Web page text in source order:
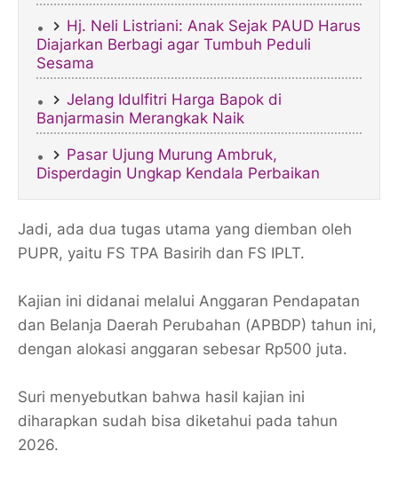
Hj. Neli Listriani: Anak Sejak PAUD Harus
Diajarkan Berbagi agar Tumbuh Peduli
Sesama
Jelang Idulfitri ​Harga Bapok di
Banjarmasin Merangkak Naik
Pasar Ujung Murung Ambruk,
Disperdagin Ungkap Kendala Perbaikan
Jadi, ada dua tugas utama yang diemban oleh
PUPR, yaitu FS TPA Basirih dan FS IPLT.
​Kajian ini didanai melalui Anggaran Pendapatan
dan Belanja Daerah Perubahan (APBDP) tahun ini,
dengan alokasi anggaran sebesar Rp500 juta.
Suri menyebutkan bahwa hasil kajian ini
diharapkan sudah bisa diketahui pada tahun
2026.